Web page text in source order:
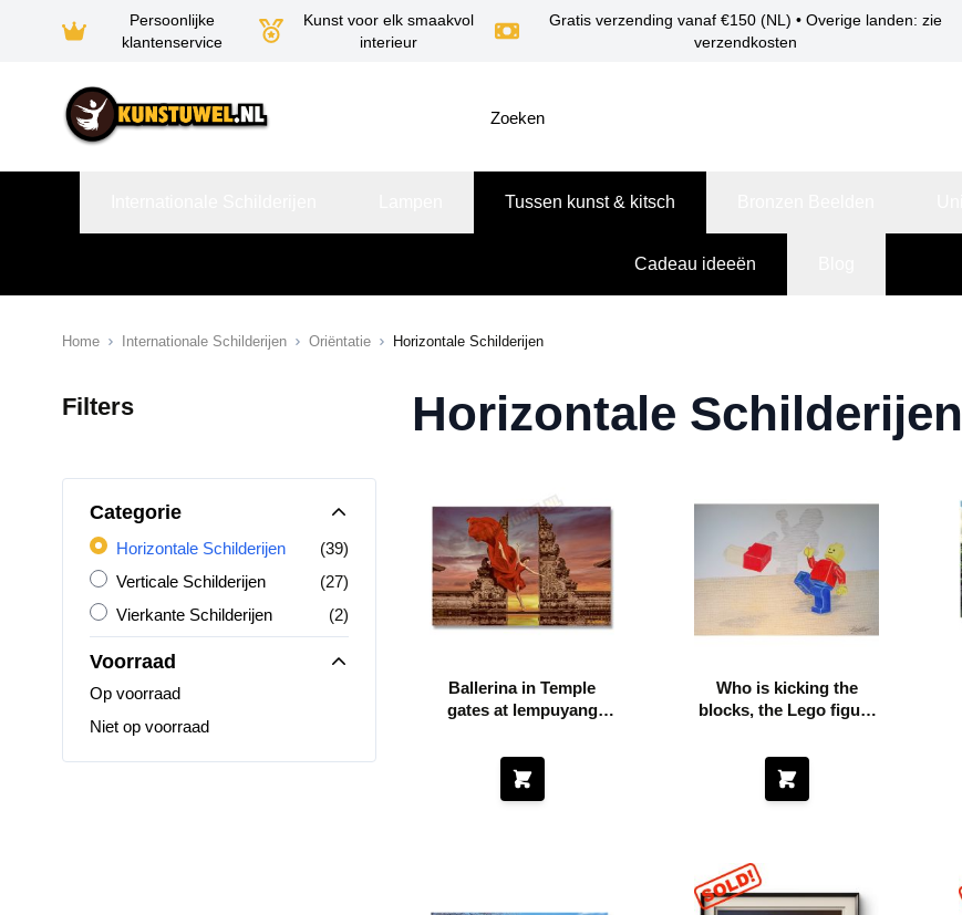
Persoonlijke
klantenservice
Kunst voor elk smaakvol
interieur
Gratis verzending vanaf €150 (NL) • Overige landen: zie
verzendkosten
Tussen kunst & kitsch
Cadeau ideeën
Home Internationale Schilderijen Oriëntatie Horizontale Schilderijen
Filters
Categorie
Horizontale Schilderijen
Horizontale Schilderijen (39)
Verticale Schilderijen
Verticale Schilderijen (27)
Vierkante Schilderijen
Vierkante Schilderijen (2)
Voorraad
Op voorraad
Niet op voorraad
Horizontale Schilderijen
Ballerina in Temple
gates at lempuyang
Who is kicking the
blocks, the Lego figure